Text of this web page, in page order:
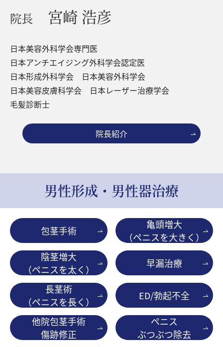
院長 宮崎 浩彦
日本美容外科学会専門医
日本アンチエイジング外科学会認定医
日本形成外科学会 日本美容外科学会
日本美容皮膚科学会 日本レーザー治療学会
毛髪診断士
院長紹介
男性形成・男性器治療
包茎手術
亀頭増大
（ペニスを大きく）
陰茎増大
（ペニスを太く）
早漏治療
長茎術
（ペニスを長く）
ED/勃起不全
他院包茎手術
傷跡修正
ペニス
ぶつぶつ除去